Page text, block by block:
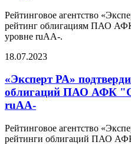
Рейтинговое агентство
рейтинг облигациям ПАО
уровне ruAA-.
18.07.2023
«Эксперт РА»
облигаций ПАО АФК
ruAA-
Рейтинговое агентство
рейтинги облигаций ПАО